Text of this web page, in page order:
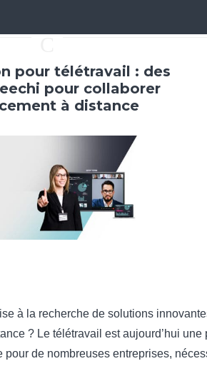
pour télétravail : des
pour collaborer
à distance
à la recherche de solutions
? Le télétravail est aujourd’hui une
pour de nombreuses entreprises,